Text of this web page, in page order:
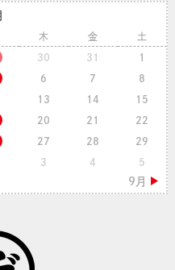
木 金 土
30 31 1
6 7 8
13 14 15
20 21 22
27 28 29
3 4 5